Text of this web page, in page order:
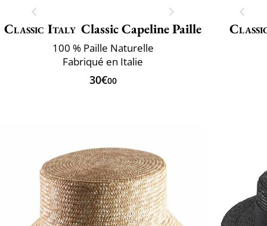
Classic Italy Classic Capeline Paille
100 % Paille Naturelle
Fabriqué en Italie
30€00